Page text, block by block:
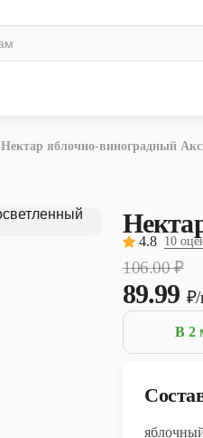
Нектар яблочно-виноградный
4.8 10
106.00₽
89.99